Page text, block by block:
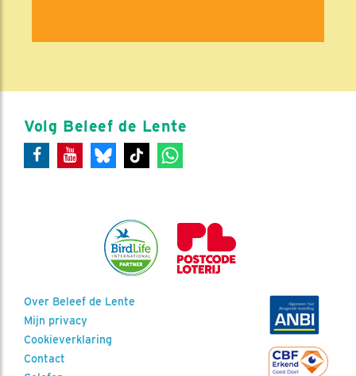
Volg Beleef de Lente
Over Beleef de Lente
Mijn privacy
Cookieverklaring
Contact